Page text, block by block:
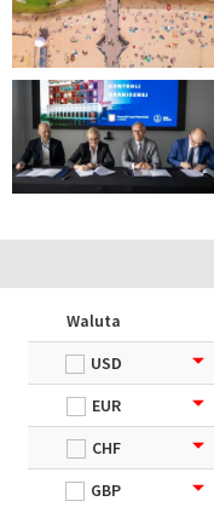
Waluta
USD
EUR
CHF
GBP